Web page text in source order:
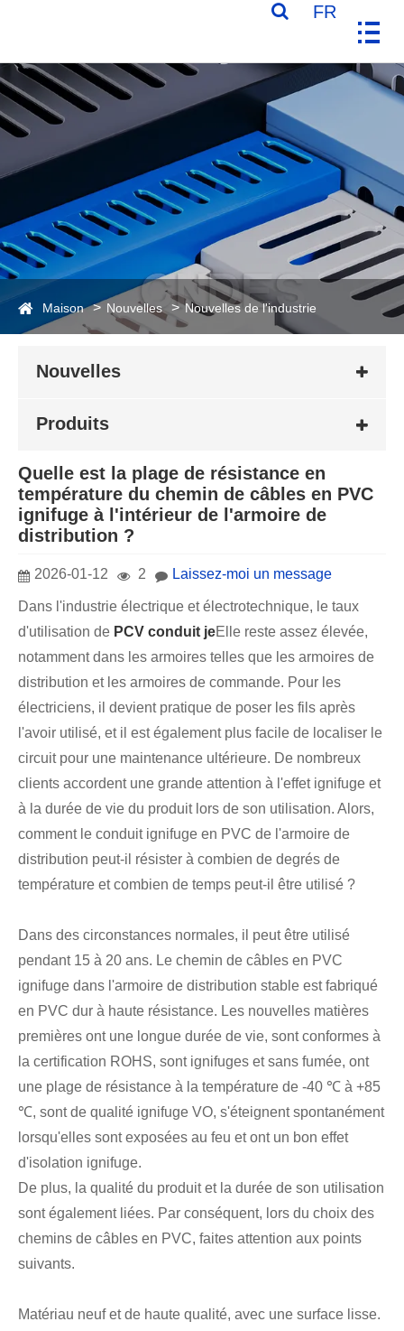
FR
Maison Nouvelles Nouvelles de l'industrie
Nouvelles
Produits
Quelle est la plage de résistance en
température du chemin de câbles en PVC
ignifuge à l'intérieur de l'armoire de
distribution ?
2026-01-12 2 Laissez-moi un message
Dans l'industrie électrique et électrotechnique, le taux
d'utilisation de PCV conduit jeElle reste assez élevée,
notamment dans les armoires telles que les armoires de
distribution et les armoires de commande. Pour les
électriciens, il devient pratique de poser les fils après
l'avoir utilisé, et il est également plus facile de localiser le
circuit pour une maintenance ultérieure. De nombreux
clients accordent une grande attention à l'effet ignifuge et
à la durée de vie du produit lors de son utilisation. Alors,
comment le conduit ignifuge en PVC de l'armoire de
distribution peut-il résister à combien de degrés de
température et combien de temps peut-il être utilisé ?
Dans des circonstances normales, il peut être utilisé
pendant 15 à 20 ans. Le chemin de câbles en PVC
ignifuge dans l'armoire de distribution stable est fabriqué
en PVC dur à haute résistance. Les nouvelles matières
premières ont une longue durée de vie, sont conformes à
la certification ROHS, sont ignifuges et sans fumée, ont
une plage de résistance à la température de -40 ℃ à +85
℃, sont de qualité ignifuge VO, s'éteignent spontanément
lorsqu'elles sont exposées au feu et ont un bon effet
d'isolation ignifuge.
De plus, la qualité du produit et la durée de son utilisation
sont également liées. Par conséquent, lors du choix des
chemins de câbles en PVC, faites attention aux points
suivants.
Matériau neuf et de haute qualité, avec une surface lisse.